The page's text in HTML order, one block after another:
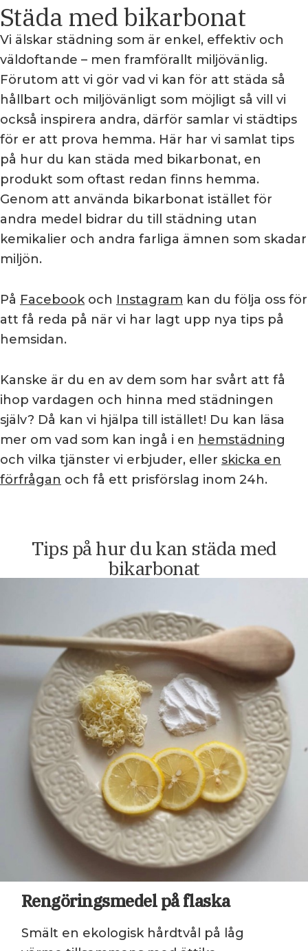
Städa med bikarbonat
Vi älskar städning som är enkel, effektiv och
väldoftande – men framförallt miljövänlig.
Förutom att vi gör vad vi kan för att städa så
hållbart och miljövänligt som möjligt så vill vi
också inspirera andra, därför samlar vi städtips
för er att prova hemma. Här har vi samlat tips
på hur du kan städa med bikarbonat, en
produkt som oftast redan finns hemma.
Genom att använda bikarbonat istället för
andra medel bidrar du till städning utan
kemikalier och andra farliga ämnen som skadar
miljön.
På Facebookoch Instagram kan du följa oss för
att få reda på när vi har lagt upp nya tips på
hemsidan.
Kanske är du en av dem som har svårt att få
ihop vardagen och hinna med städningen
själv? Då kan vi hjälpa till istället! Du kan läsa
mer om vad som kan ingå i en hemstädning
och vilka tjänster vi erbjuder, eller skicka en
förfrågan och få ett prisförslag inom 24h.
Tips på hur du kan städa med
bikarbonat
Rengöringsmedel på flaska
Smält en ekologisk hårdtvål på låg